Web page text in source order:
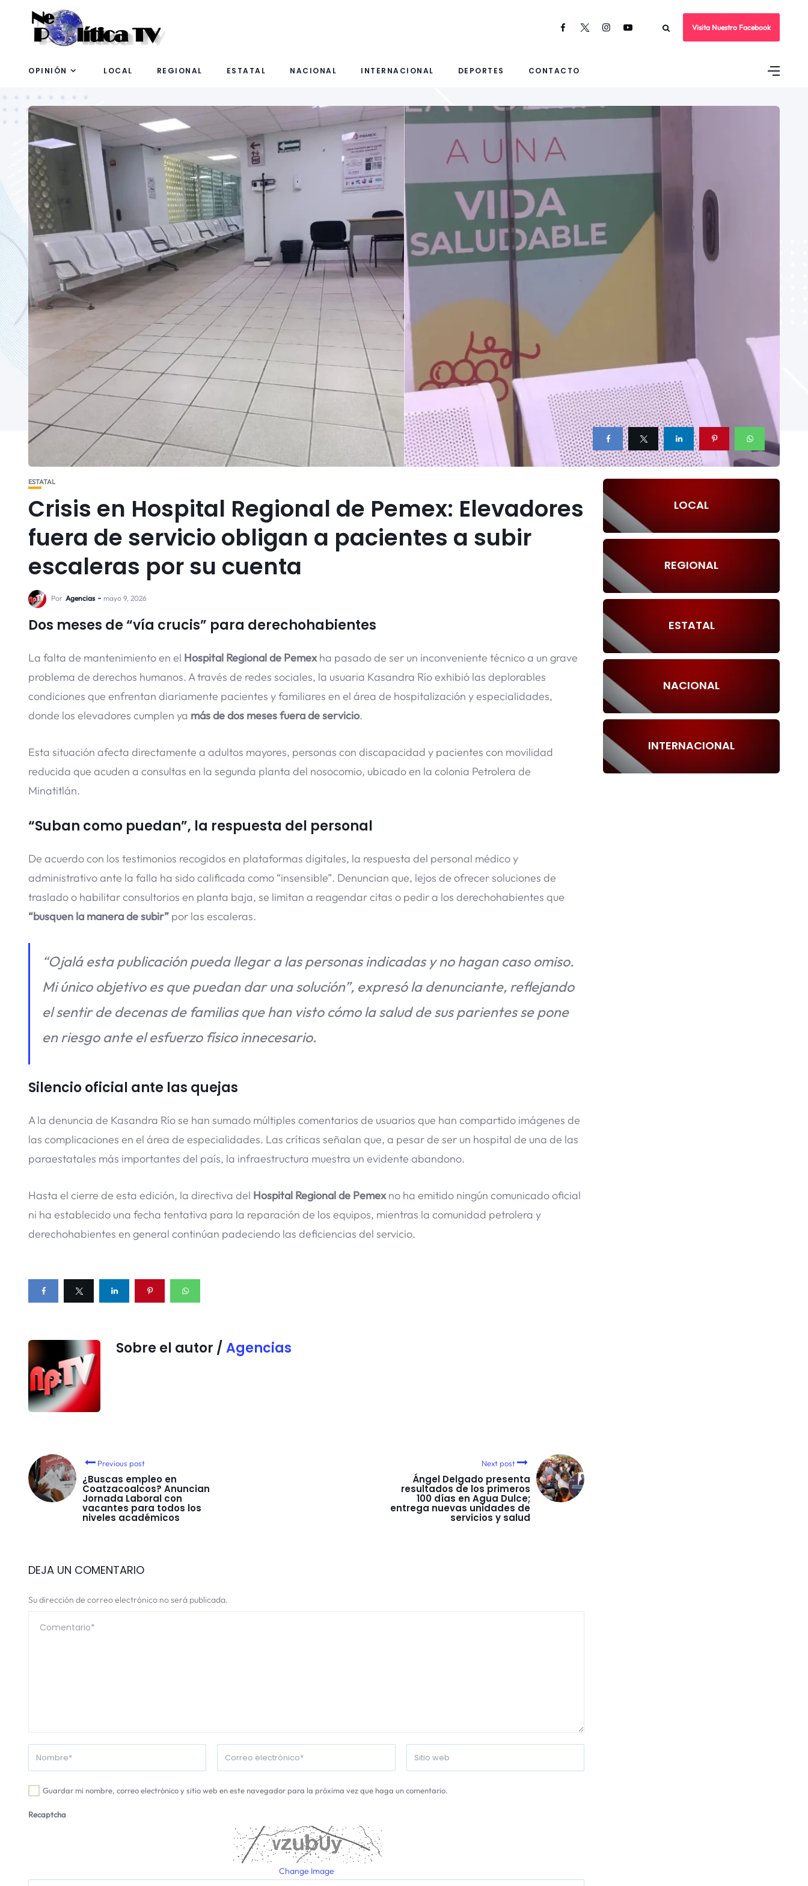
Visita Nuestro Facebook
OPINIÓN LOCAL REGIONAL ESTATAL NACIONAL INTERNACIONAL DEPORTES CONTACTO
ESTATAL
Crisis en Hospital Regional de Pemex: Elevadores
fuera de servicio obligan a pacientes a subir
escaleras por su cuenta
Por Agencias mayo 9, 2026
Dos meses de “vía crucis” para derechohabientes
La falta de mantenimiento en el Hospital Regional de Pemexha pasado de ser un inconveniente técnico a un grave
problema de derechos humanos. A través de redes sociales, la usuaria Kasandra Río exhibió las deplorables
condiciones que enfrentan diariamente pacientes y familiares en el área de hospitalización y especialidades,
donde los elevadores cumplen ya más de dos meses fuera de servicio.
Esta situación afecta directamente a adultos mayores, personas con discapacidad y pacientes con movilidad
reducida que acuden a consultas en la segunda planta del nosocomio, ubicado en la colonia Petrolera de
Minatitlán.
“Suban como puedan”, la respuesta del personal
De acuerdo con los testimonios recogidos en plataformas digitales, la respuesta del personal médico y
administrativo ante la falla ha sido calificada como “insensible”. Denuncian que, lejos de ofrecer soluciones de
traslado o habilitar consultorios en planta baja, se limitan a reagendar citas o pedir a los derechohabientes que
“busquen la manera de subir” por las escaleras.
“Ojalá esta publicación pueda llegar a las personas indicadas y no hagan caso omiso.
Mi único objetivo es que puedan dar una solución”, expresó la denunciante, reflejando
el sentir de decenas de familias que han visto cómo la salud de sus parientes se pone
en riesgo ante el esfuerzo físico innecesario.
Silencio oficial ante las quejas
A la denuncia de Kasandra Río se han sumado múltiples comentarios de usuarios que han compartido imágenes de
las complicaciones en el área de especialidades. Las críticas señalan que, a pesar de ser un hospital de una de las
paraestatales más importantes del país, la infraestructura muestra un evidente abandono.
Hasta el cierre de esta edición, la directiva del Hospital Regional de Pemexno ha emitido ningún comunicado oficial
ni ha establecido una fecha tentativa para la reparación de los equipos, mientras la comunidad petrolera y
derechohabientes en general continúan padeciendo las deficiencias del servicio.
Sobre el autor / Agencias
Previous post
¿Buscas empleo en
Coatzacoalcos? Anuncian
Jornada Laboral con
vacantes para todos los
niveles académicos
Next post
Ángel Delgado presenta
resultados de los primeros
100 días en Agua Dulce;
entrega nuevas unidades de
servicios y salud
DEJA UN COMENTARIO
Su dirección de correo electrónico no será publicada.
Guardar mi nombre, correo electrónico y sitio web en este navegador para la próxima vez que haga un comentario.
Recaptcha
Change Image
LOCAL
REGIONAL
ESTATAL
NACIONAL
INTERNACIONAL